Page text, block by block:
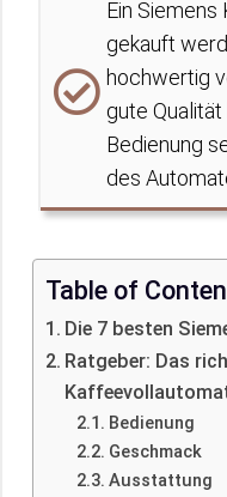
Ein
gekauft
hochwertig
gute
Bedienung
des
Table of
Die 7 besten
Ratgeber: Das
Bedienung
Geschmack
Ausstattung